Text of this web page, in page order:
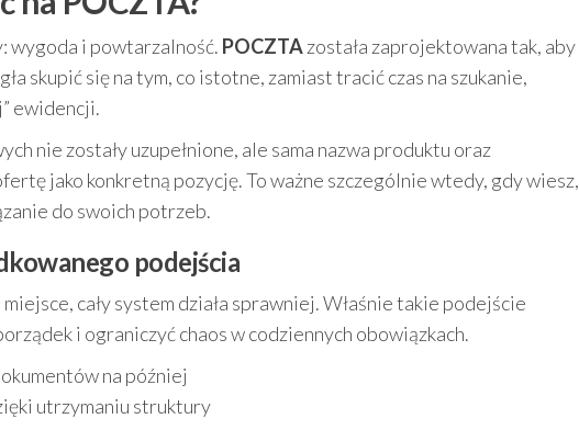
wygoda i powtarzalność. POCZTAzostała zaprojektowana tak, aby
skupić się na tym, co istotne, zamiast tracić czas na szukanie,
ewidencji.
nie zostały uzupełnione, ale sama nazwa produktu oraz
jako konkretną pozycję. To ważne szczególnie wtedy, gdy wiesz,
do swoich potrzeb.
podejścia
cały system działa sprawniej. Właśnie takie podejście
i ograniczyć chaos w codziennych obowiązkach.
na później
utrzymaniu struktury